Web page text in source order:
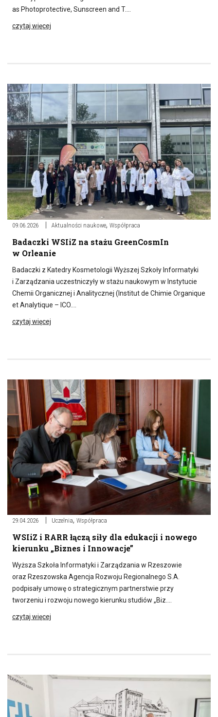
as Photoprotective, Sunscreen and T….
czytaj więcej
09.06.2026 Aktualności naukowe, Współpraca
Badaczki WSIiZ na stażu GreenCosmIn
w Orleanie
Badaczki z Katedry Kosmetologii Wyższej Szkoły Informatyki
i Zarządzania uczestniczyły w stażu naukowym w Instytucie
Chemii Organicznej i Analitycznej (Institut de Chimie Organique
et Analytique – ICO….
czytaj więcej
29.04.2026 Uczelnia, Współpraca
WSIiZ i RARR łączą siły dla edukacji i nowego
kierunku „Biznes i Innowacje”
Wyższa Szkoła Informatyki i Zarządzania w Rzeszowie
oraz Rzeszowska Agencja Rozwoju Regionalnego S.A.
podpisały umowę o strategicznym partnerstwie przy
tworzeniu i rozwoju nowego kierunku studiów „Biz….
czytaj więcej